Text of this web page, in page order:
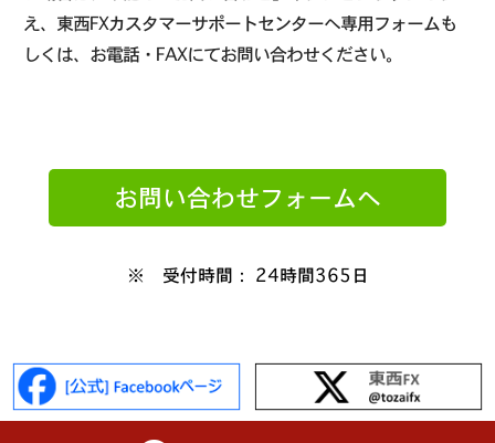
え、東西FXカスタマーサポートセンターへ専用フォームも
しくは、お電話・FAXにてお問い合わせください。
お問い合わせフォームへ
※ 受付時間： 24時間365日